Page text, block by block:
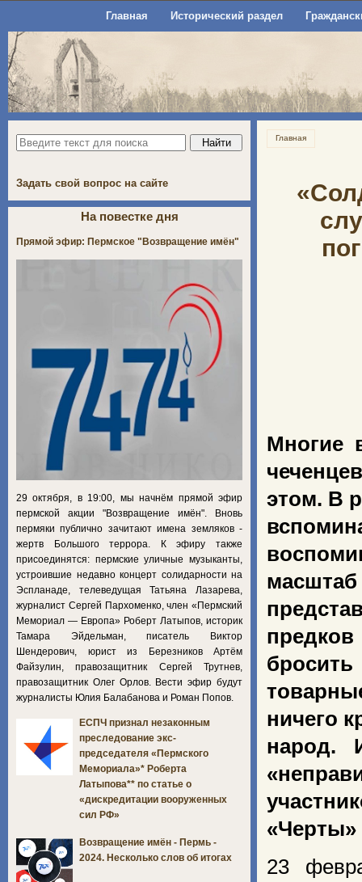
Главная Исторический раздел
Главная
Многие
этом. В
масштаб
ничего
народ.
23
Задать свой вопрос на сайте
На повестке дня
Прямой эфир: Пермское "Возвращение имён"
29 октября, в 19:00, мы начнём прямой эфир
пермской акции "Возвращение имён". Вновь
пермяки публично зачитают имена земляков -
жертв Большого террора. К эфиру также
присоединятся: пермские уличные музыканты,
устроившие недавно концерт солидарности на
Эспланаде, телеведущая Татьяна Лазарева,
журналист Сергей Пархоменко, член «Пермский
Мемориал — Европа» Роберт Латыпов, историк
Тамара Эйдельман, писатель Виктор
Шендерович, юрист из Березников Артём
Файзулин, правозащитник Сергей Трутнев,
правозащитник Олег Орлов. Вести эфир будут
журналисты Юлия Балабанова и Роман Попов.
ЕСПЧ признал незаконным
преследование экс-
председателя «Пермского
Мемориала»* Роберта
Латыпова** по статье о
«дискредитации вооруженных
сил РФ»
Возвращение имён - Пермь -
2024. Несколько слов об итогах